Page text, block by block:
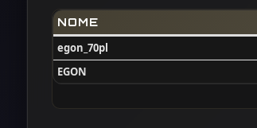
NOME
egon_70pl
EGON